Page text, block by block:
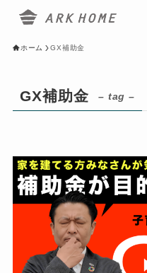
ホーム GX補助金
GX補助金 – tag –